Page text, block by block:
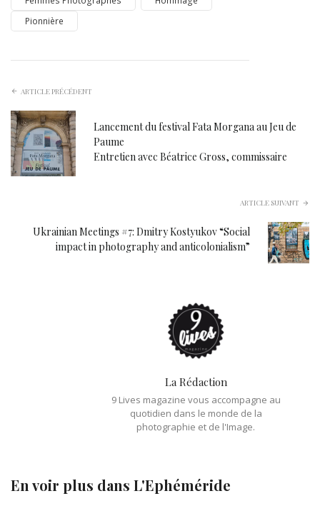
Pionnière
ARTICLE PRÉCÉDENT
Lancement du festival Fata Morgana au Jeu de
Paume
Entretien avec Béatrice Gross, commissaire
ARTICLE SUIVANT
Ukrainian Meetings #7: Dmitry Kostyukov “Social
impact in photography and anticolonialism”
La Rédaction
9 Lives magazine vous accompagne au
quotidien dans le monde de la
photographie et de l'Image.
En voir plus dans L'Ephéméride